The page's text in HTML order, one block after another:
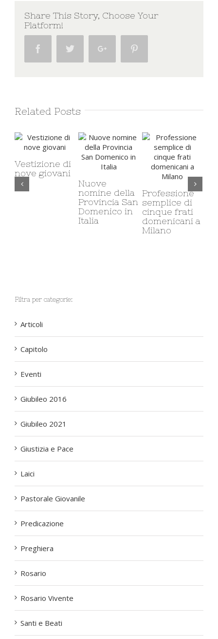
Share This Story, Choose Your
Platform!
Facebook Twitter Google+
Related Posts
Vestizione di
nove giovani
Nuove
nomine della
Provincia San
Domenico in
Italia
Professione
semplice di
cinque frati
domenicani a
Milano
Filtra per categorie:
Articoli
Capitolo
Eventi
Giubileo 2016
Giubileo 2021
Giustizia e Pace
Laici
Pastorale Giovanile
Predicazione
Preghiera
Rosario
Rosario Vivente
Santi e Beati